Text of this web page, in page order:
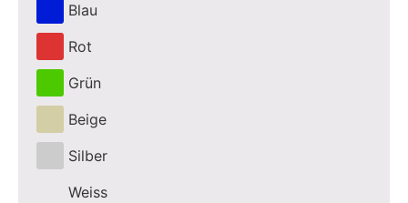
Blau
Rot
Grün
Beige
Silber
Weiss